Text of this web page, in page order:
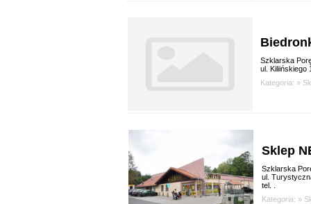
Szklarska
ul. Kiliińskiego
Kategoria: »
Sklep
Szklarska
ul.
tel. .
Kategoria: »